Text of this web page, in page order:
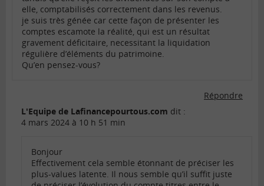
elle, comptabilisés correctement dans les revenus.
je suis très génée car cette façon de présenter les
comptes escamote la réalité, qui est un résultat
gravement déficitaire, necessitant la liquidation
régulière d’éléments du patrimoine.
Qu’en pensez-vous?
Répondre
L'Equipe de Lafinancepourtous.com dit :
4 mars 2024 à 10 h 51 min
Bonjour
Effectivement cela semble étonnant de préciser les
plus-values latente. Il nous semble qu’il suffit juste